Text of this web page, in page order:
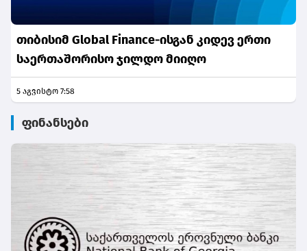
თიბისიმ Global Finance-ისგან კიდევ ერთი
საერთაშორისო ჯილდო მიიღო
5 აგვისტო 7:58
ფინანსები